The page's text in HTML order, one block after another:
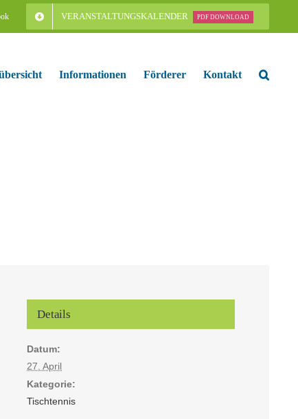
VERANSTALTUNGSKALENDER PDF DOWNLOAD
Informationen Förderer Kontakt
Details
Datum:
27. April
Kategorie:
Tischtennis